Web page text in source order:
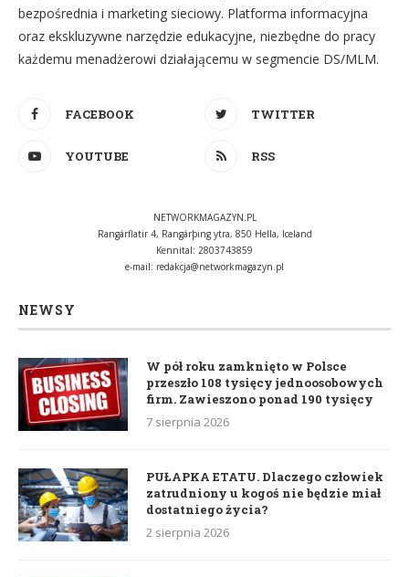
bezpośrednia i marketing sieciowy. Platforma informacyjna
oraz ekskluzywne narzędzie edukacyjne, niezbędne do pracy
każdemu menadżerowi działającemu w segmencie DS/MLM.
FACEBOOK TWITTER
YOUTUBE RSS
NETWORKMAGAZYN.PL
Rangárflatir 4, Rangárþing ytra, 850 Hella, Iceland
Kennital: 2803743859
e-mail: redakcja@networkmagazyn.pl
NEWSY
W pół roku zamknięto w Polsce
przeszło 108 tysięcy jednoosobowych
firm. Zawieszono ponad 190 tysięcy
7 sierpnia 2026
PUŁAPKA ETATU. Dlaczego człowiek
zatrudniony u kogoś nie będzie miał
dostatniego życia?
2 sierpnia 2026